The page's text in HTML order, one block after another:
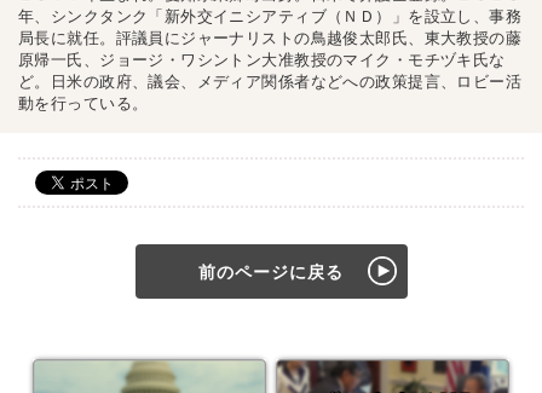
年、シンクタンク「新外交イニシアティブ（ＮＤ）」を設立し、事務
局長に就任。評議員にジャーナリストの鳥越俊太郎氏、東大教授の藤
原帰一氏、ジョージ・ワシントン大准教授のマイク・モチヅキ氏な
ど。日米の政府、議会、メディア関係者などへの政策提言、ロビー活
動を行っている。
前のページに戻る